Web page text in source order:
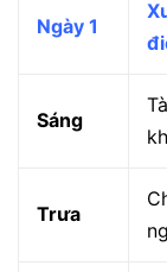
Ngày 1
Sáng
Trưa